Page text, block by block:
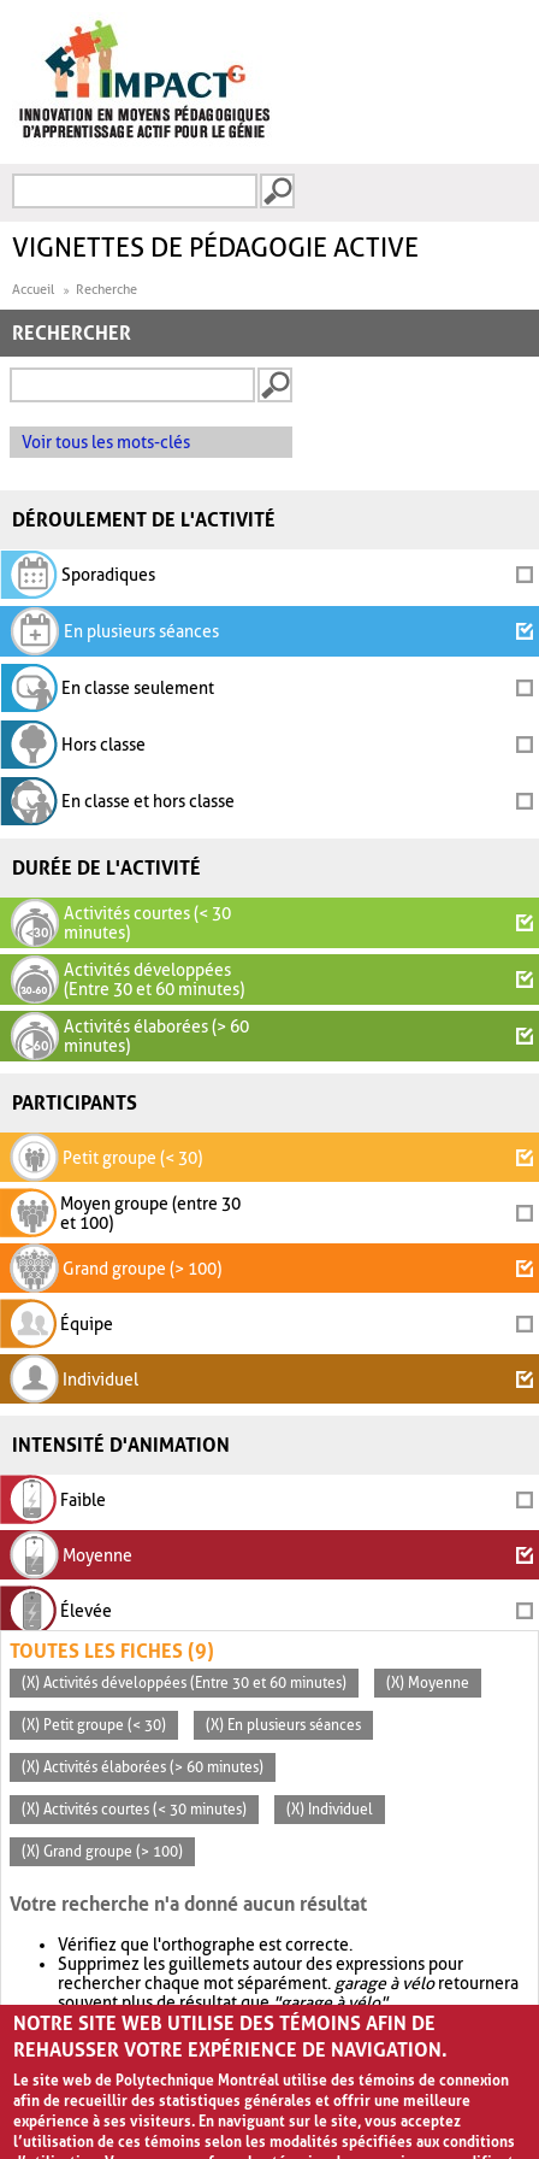
FORMULAIRE DE
VIGNETTES DE PÉDAGOGIE ACTIVE
Accueil Recherche
RECHERCHER
Voir tous les mots-clés
DÉROULEMENT DE L'ACTIVITÉ
Sporadiques
En plusieurs séances
En classe seulement
Hors classe
En classe et hors classe
DURÉE DE L'ACTIVITÉ
Activités courtes (< 30
minutes)
Activités développées
(Entre 30 et 60 minutes)
Activités élaborées (> 60
minutes)
PARTICIPANTS
Petit groupe (< 30)
Moyen groupe (entre 30
et 100)
Grand groupe (> 100)
Équipe
Individuel
INTENSITÉ D'ANIMATION
Faible
Moyenne
Élevée
TOUTES LES FICHES (9)
(X) Activités développées (Entre 30 et 60 minutes) (X) Moyenne
(X) Petit groupe (< 30) (X) En plusieurs séances
(X) Activités élaborées (> 60 minutes)
(X) Activités courtes (< 30 minutes) (X) Individuel
(X) Grand groupe (> 100)
Votre recherche n'a donné aucun résultat
Vérifiez que l'orthographe est correcte.
Supprimez les guillemets autour des expressions pour
rechercher chaque mot séparément. garage à véloretournera
souvent plus de résultat que"garage à vélo".
Envisagez d'élargir votre recherche avec OR.garage OR vélo
retournera souvent plus de résultat quegarage à vélo
NOTRE SITE WEB UTILISE DES TÉMOINS AFIN DE
REHAUSSER VOTRE EXPÉRIENCE DE NAVIGATION.
Le site web de Polytechnique Montréal utilise des témoins de connexion
afin de recueillir des statistiques générales et offrir une meilleure
expérience à ses visiteurs. En naviguant sur le site, vous acceptez
l’utilisation de ces témoins selon les modalités spécifiées aux conditions